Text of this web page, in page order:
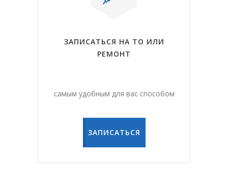
ЗАПИСАТЬСЯ НА ТО ИЛИ
РЕМОНТ
самым удобным для вас способом
ЗАПИСАТЬСЯ